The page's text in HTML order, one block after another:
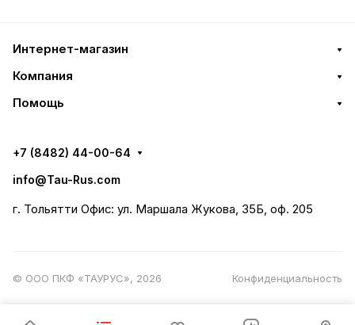
Интернет-магазин
Компания
Помощь
+7 (8482) 44-00-64
info@Tau-Rus.com
г. Тольятти Офис: ул. Маршала Жукова, 35Б, оф. 205
© ООО ПКФ «ТАУРУС», 2026 Конфиденциальность